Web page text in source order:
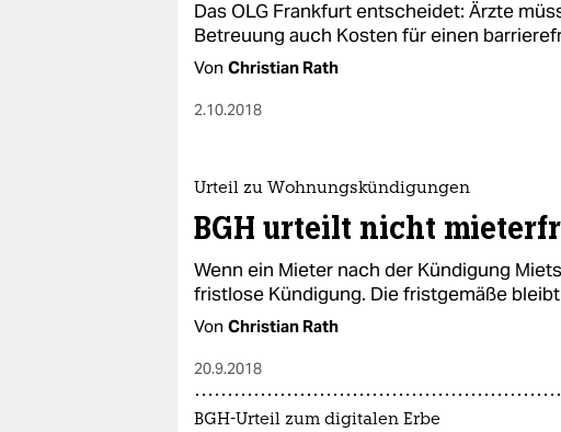
Das OLG Frankfurt entscheidet: Ärzte
Betreuung auch Kosten für einen
Von Christian Rath
2.10.2018
Urteil zu Wohnungskündigungen
BGH urteilt nicht
Wenn ein Mieter nach der Kündigung
fristlose Kündigung. Die fristgemäße
Von Christian Rath
20.9.2018
BGH-Urteil zum digitalen Erbe